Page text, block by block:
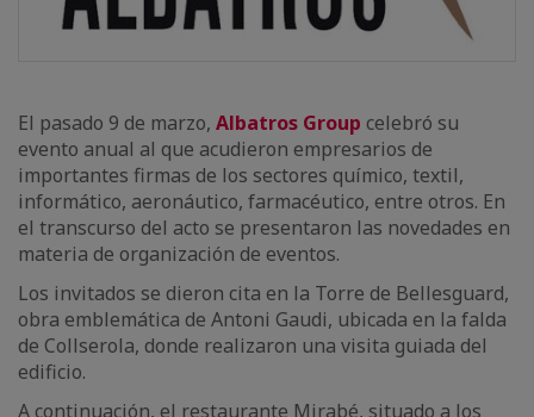
El pasado 9 de marzo, Albatros Group celebró su
evento anual al que acudieron empresarios de
importantes firmas de los sectores químico, textil,
informático, aeronáutico, farmacéutico, entre otros. En
el transcurso del acto se presentaron las novedades en
materia de organización de eventos.
Los invitados se dieron cita en la Torre de Bellesguard,
obra emblemática de Antoni Gaudi, ubicada en la falda
de Collserola, donde realizaron una visita guiada del
edificio.
A continuación, el restaurante Mirabé, situado a los